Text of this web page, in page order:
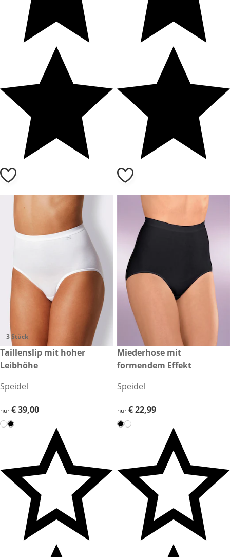
3 Stück
€ 39,00
Taillenslip mit hoher
Leibhöhe
Speidel
€ 39,00
nur€ 39,00
€ 22,99
Miederhose mit
formendem Effekt
Speidel
€ 22,99
nur€ 22,99